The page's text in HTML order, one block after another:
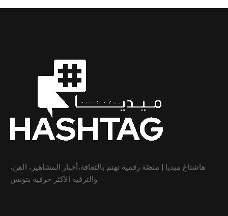
هاشتاغ ميديا | منصّة رقمية تهتم بالثقافة،أخبار المشاهير، الفن،
والترفيه الأكثر حرفية بتونس